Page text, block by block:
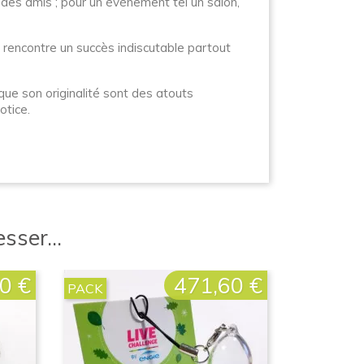
un succès indiscutable partout
son originalité sont des atouts
€ Prix
471,60 €
PACK